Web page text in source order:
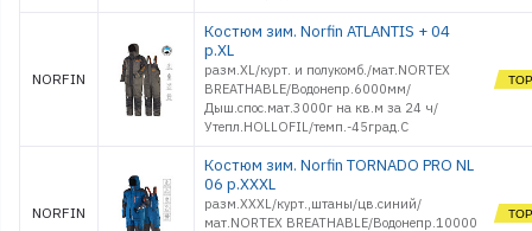
NORFIN
Костюм зим. Norfin ATLANTIS + 04
р.XL
разм.ХL/курт. и полукомб./мат.NORTEX
BREATHABLE/Водонепр.6000мм/
Дыш.спос.мат.3000г на кв.м за 24 ч/
Утепл.HOLLOFIL/темп.-45град.С
NORFIN
Костюм зим. Norfin TORNADO PRO NL
06 р.XXXL
разм.XXXL/курт.,штаны/цв.синий/
мат.NORTEX BREATHABLE/Водонепр.10000